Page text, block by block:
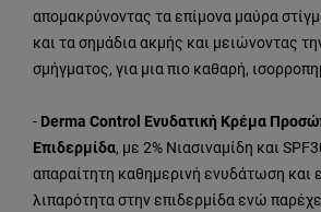
απομακρύνοντας τα επίμονα μαύρα
και τα σημάδια ακμής και μειώνοντας
σμήγματος, για μια πιο καθαρή,
- Derma Control Ενυδατική Κρέμα
Επιδερμίδα, με 2% Νιασιναμίδη και
απαραίτητη καθημερινή ενυδάτωση και
λιπαρότητα στην επιδερμίδα ενώ